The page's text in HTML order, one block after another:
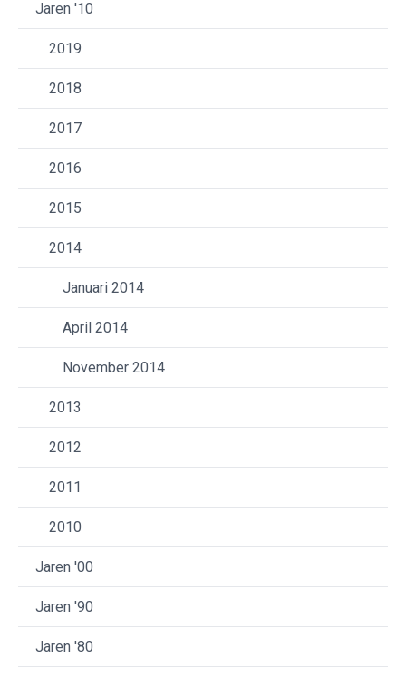
Jaren '10
2019
2018
2017
2016
2015
2014
Januari 2014
April 2014
November 2014
2013
2012
2011
2010
Jaren '00
Jaren '90
Jaren '80